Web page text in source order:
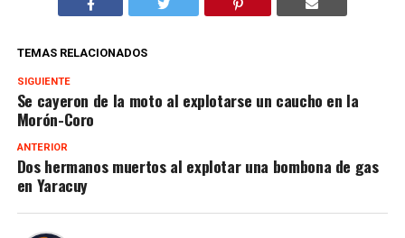
TEMAS RELACIONADOS
SIGUIENTE
Se cayeron de la moto al explotarse un caucho en la
Morón-Coro
ANTERIOR
Dos hermanos muertos al explotar una bombona de gas
en Yaracuy